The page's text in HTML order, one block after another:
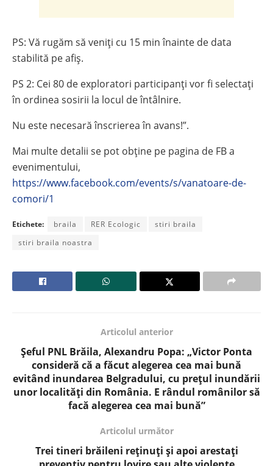
PS: Vă rugăm să veniți cu 15 min înainte de data
stabilită pe afiș.
PS 2: Cei 80 de exploratori participanți vor fi selectați
în ordinea sosirii la locul de întâlnire.
Nu este necesară înscrierea în avans!”.
Mai multe detalii se pot obține pe pagina de FB a
evenimentului,
https://www.facebook.com/events/s/vanatoare-de-
comori/1
Etichete: braila RER Ecologic
stiri braila
stiri braila noastra
Articolul anterior
Șeful PNL Brăila, Alexandru Popa: „Victor Ponta
consideră că a făcut alegerea cea mai bună
evitând inundarea Belgradului, cu prețul inundării
unor localități din România. E rândul românilor să
facă alegerea cea mai bună”
Articolul următor
Trei tineri brăileni reținuți și apoi arestați